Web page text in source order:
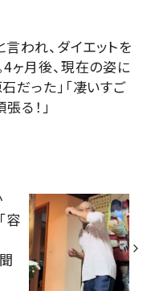
言われ、ダイエットを
4ヶ月後、現在の姿に
だった」「凄いすご
張る！」
容